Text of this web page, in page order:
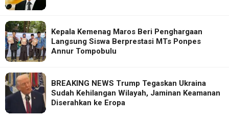
Kepala Kemenag Maros Beri Penghargaan
Langsung Siswa Berprestasi MTs Ponpes
Annur Tompobulu
BREAKING NEWS Trump Tegaskan Ukraina
Sudah Kehilangan Wilayah, Jaminan Keamanan
Diserahkan ke Eropa